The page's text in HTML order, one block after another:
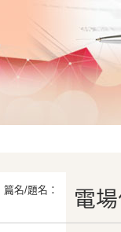
篇名/題名： 電